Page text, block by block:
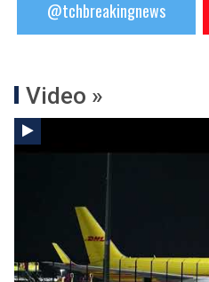
@tchbreakingnews
Video »